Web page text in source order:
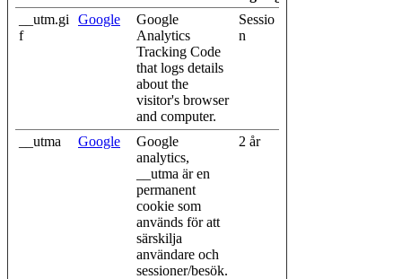
__utm.gi
f
Google
Google
Analytics
Tracking Code
that logs details
about the
visitor's browser
and computer.
Sessio
n
__utma Google
Google
analytics,
__utma är en
permanent
cookie som
används för att
särskilja
användare och
sessioner/besök.
2 år